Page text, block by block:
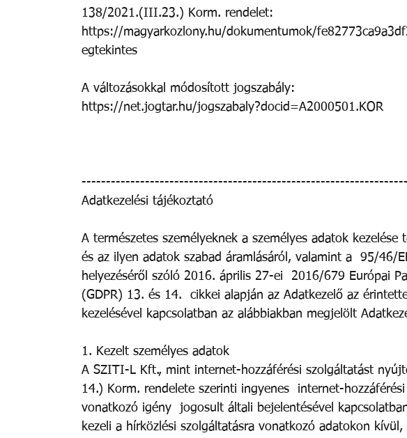
138/2021.(III.23.) Korm. rendelet:
https://magyarkozlony.hu/dokumentumok/
egtekintes
A változásokkal módosított jogszabály:
https://net.jogtar.hu/jogszabaly?docid=A2000501.KOR
Adatkezelési tájékoztató
A természetes személyeknek a személyes adatok
és az ilyen adatok szabad áramlásáról, valamint a  95/46/
helyezéséről szóló 2016. április 27-ei  2016/679 Európai
(GDPR) 13. és 14.  cikkei alapján az Adatkezelő az
kezelésével kapcsolatban az alábbiakban megjelölt
1. Kezelt személyes adatok
A SZITI-L Kft., mint internet-hozzáférési szolgáltatást
14.) Korm. rendelete szerinti ingyenes  internet-
vonatkozó igény  jogosult általi bejelentésével
kezeli a hírközlési szolgáltatásra vonatkozó adatokon